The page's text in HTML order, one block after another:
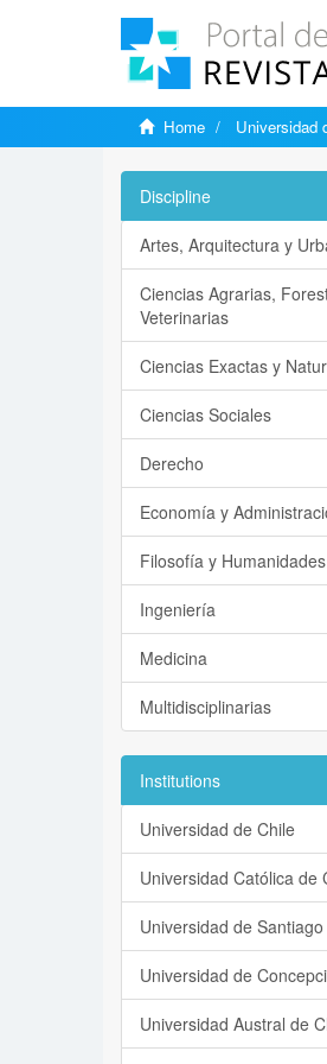
Home Universidad
Discipline
Artes, Arquitectura y
Ciencias Agrarias,
Veterinarias
Ciencias Exactas y
Ciencias Sociales
Derecho
Economía y
Filosofía y Humanidades
Ingeniería
Medicina
Multidisciplinarias
Institutions
Universidad de Chile
Universidad Católica de
Universidad de
Universidad de
Universidad Austral de